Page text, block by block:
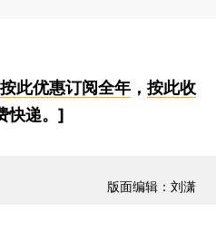
按此优惠订阅全年， 按此收
快递。]
版面编辑：刘潇